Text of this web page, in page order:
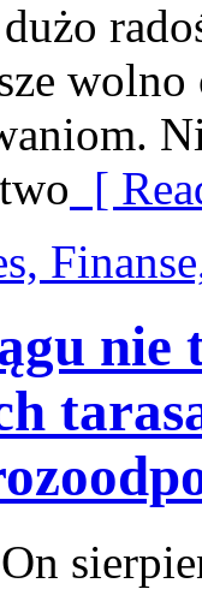
wolno
[
nie
On